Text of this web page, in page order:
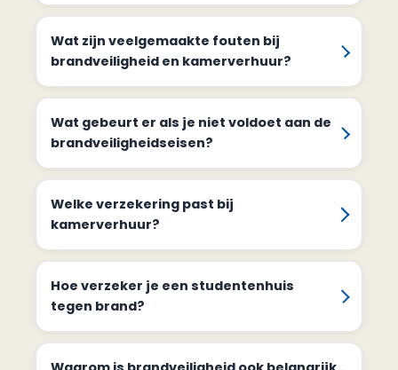
Wat zijn veelgemaakte fouten bij
brandveiligheid en kamerverhuur?
Wat gebeurt er als je niet voldoet aan de
brandveiligheidseisen?
Welke verzekering past bij
kamerverhuur?
Hoe verzeker je een studentenhuis
tegen brand?